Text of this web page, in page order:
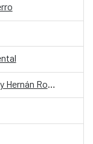
En acción con... Christian Montenegro y Hernán Ronsino